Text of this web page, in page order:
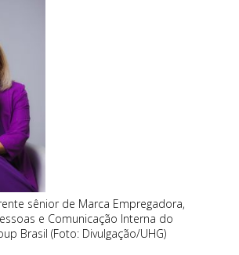
sênior de Marca Empregadora,
e Comunicação Interna do
Brasil (Foto: Divulgação/UHG)